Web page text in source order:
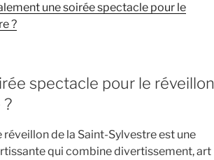
une soirée spectacle pour le
?
spectacle pour le réveillon
?
de la Saint-Sylvestre est une
qui combine divertissement, art